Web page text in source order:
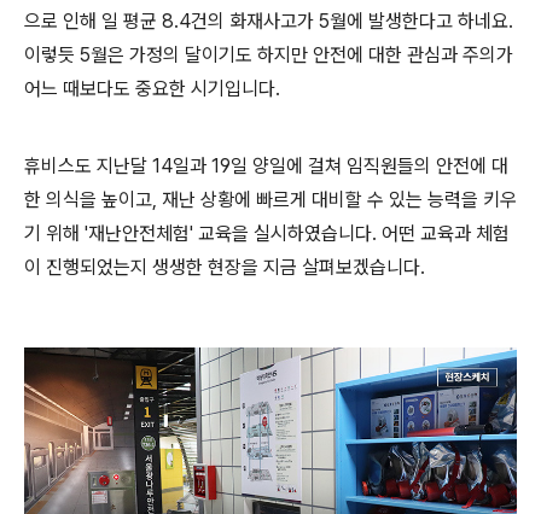
으로 인해 일 평균 8.4건의 화재사고가 5월에 발생한다고 하네요.
이렇듯 5월은 가정의 달이기도 하지만 안전에 대한 관심과 주의가
어느 때보다도 중요한 시기입니다.
휴비스도 지난달 14일과 19일 양일에 걸쳐 임직원들의 안전에 대
한 의식을 높이고, 재난 상황에 빠르게 대비할 수 있는 능력을 키우
기 위해 '재난안전체험' 교육을 실시하였습니다. 어떤 교육과 체험
이 진행되었는지 생생한 현장을 지금 살펴보겠습니다.